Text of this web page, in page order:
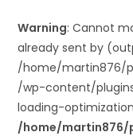
Warning: Cannot
already sent by
/home/martin876/
/wp-content/
loading-
/home/